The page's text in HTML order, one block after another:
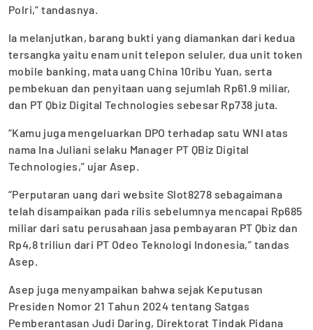
Polri,” tandasnya.
Ia melanjutkan, barang bukti yang diamankan dari kedua
tersangka yaitu enam unit telepon seluler, dua unit token
mobile banking, mata uang China 10ribu Yuan, serta
pembekuan dan penyitaan uang sejumlah Rp61.9 miliar,
dan PT Qbiz Digital Technologies sebesar Rp738 juta.
“Kamu juga mengeluarkan DPO terhadap satu WNI atas
nama Ina Juliani selaku Manager PT QBiz Digital
Technologies,” ujar Asep.
“Perputaran uang dari website Slot8278 sebagaimana
telah disampaikan pada rilis sebelumnya mencapai Rp685
miliar dari satu perusahaan jasa pembayaran PT Qbiz dan
Rp4,8 triliun dari PT Odeo Teknologi Indonesia,” tandas
Asep.
Asep juga menyampaikan bahwa sejak Keputusan
Presiden Nomor 21 Tahun 2024 tentang Satgas
Pemberantasan Judi Daring, Direktorat Tindak Pidana